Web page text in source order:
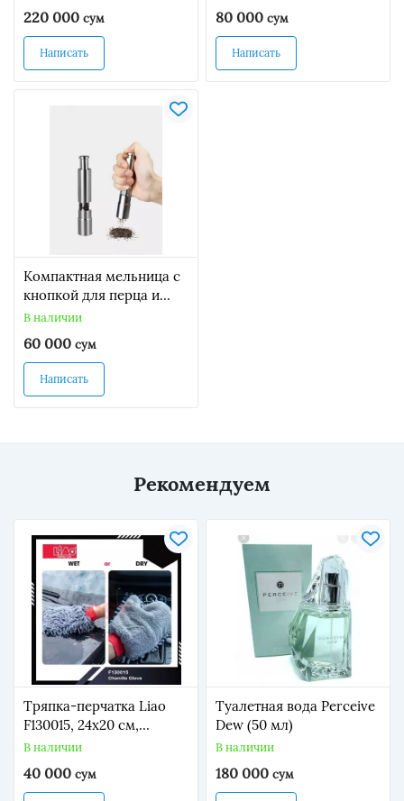
220 000 сум
Написать
благодаря своей
компактности, идеально
поместятся на любой
80 000 сум
Написать
Компактная мельница с
кнопкой для перца и
соли
В наличии
60 000 сум
Написать
Рекомендуем
Тряпка-перчатка Liao
F130015, 24x20 см,
микрофибра, серый
В наличии
40 000 сум
Туалетная вода Perceive
Dew (50 мл)
В наличии
180 000 сум